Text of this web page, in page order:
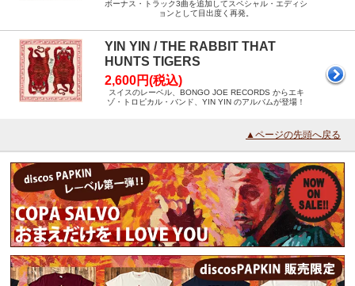
ボーナス・トラック3曲を追加してスペシャル・エディシ
ョンとして目出度く再発。
YIN YIN / THE RABBIT THAT
HUNTS TIGERS
2,600円(税込)
スイスのレーベル、BONGO JOE RECORDS からエキ
ゾ・トロピカル・バンド、YIN YIN のアルバムが登場！
▲ページの先頭へ戻る